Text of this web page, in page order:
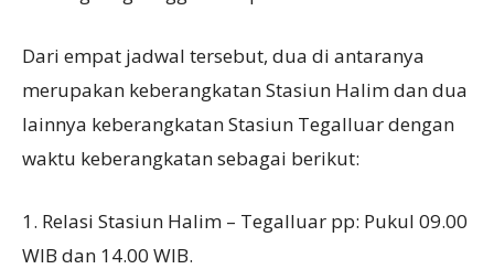
Dari empat jadwal tersebut, dua di antaranya
merupakan keberangkatan Stasiun Halim dan dua
lainnya keberangkatan Stasiun Tegalluar dengan
waktu keberangkatan sebagai berikut:
1. Relasi Stasiun Halim – Tegalluar pp: Pukul 09.00
WIB dan 14.00 WIB.